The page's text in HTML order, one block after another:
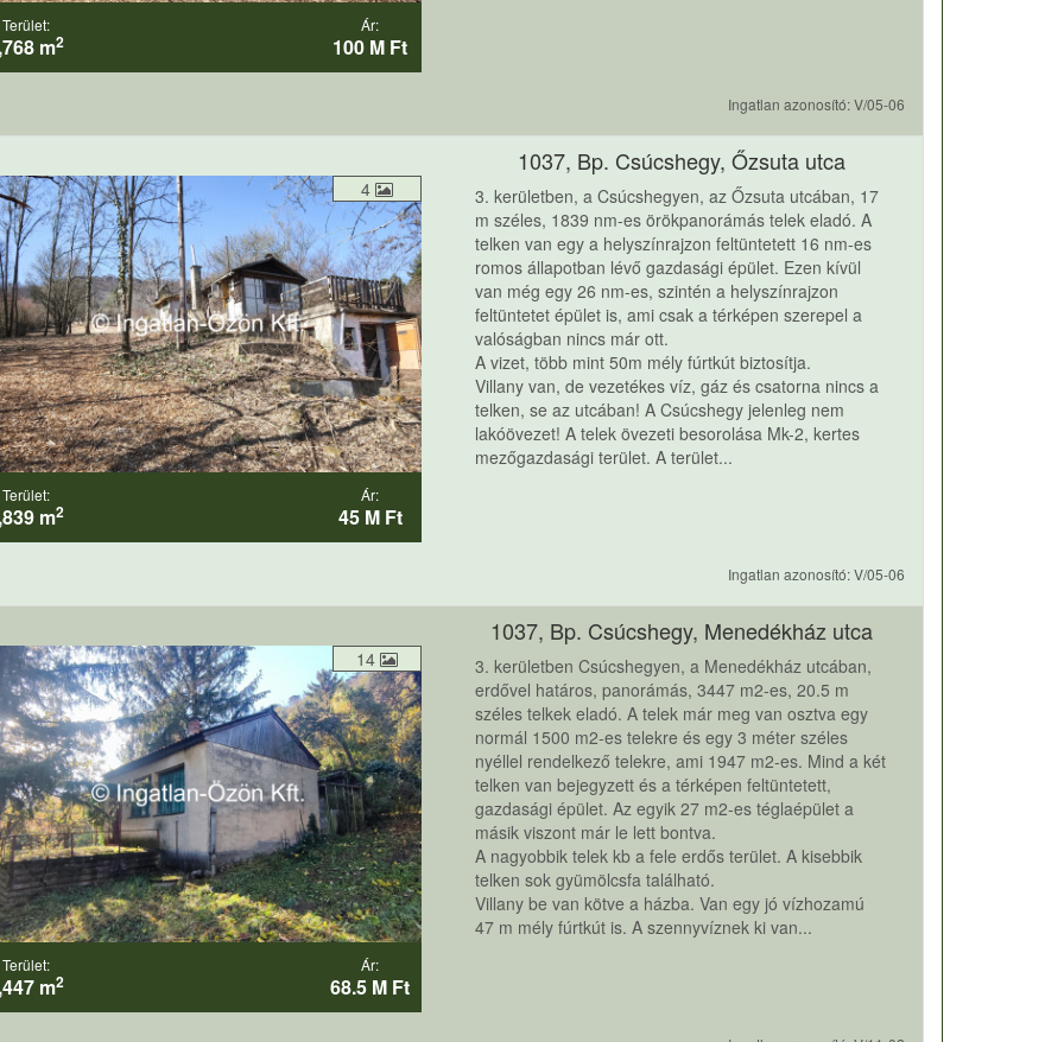
Terület:
m2
Ár:
100 M Ft
Ingatlan azonosító: V/05-06
4
Terület:
m2
Ár:
45 M Ft
1037, Bp. Csúcshegy, Őzsuta utca
3. kerületben, a Csúcshegyen, az Őzsuta utcában, 17
m széles, 1839 nm-es örökpanorámás telek eladó. A
telken van egy a helyszínrajzon feltüntetett 16 nm-es
romos állapotban lévő gazdasági épület. Ezen kívül
van még egy 26 nm-es, szintén a helyszínrajzon
feltüntetet épület is, ami csak a térképen szerepel a
valóságban nincs már ott.
A vizet, több mint 50m mély fúrtkút biztosítja.
Villany van, de vezetékes víz, gáz és csatorna nincs a
telken, se az utcában! A Csúcshegy jelenleg nem
lakóövezet! A telek övezeti besorolása Mk-2, kertes
mezőgazdasági terület. A terület...
Ingatlan azonosító: V/05-06
14
Terület:
m2
Ár:
68.5 M Ft
1037, Bp. Csúcshegy, Menedékház utca
3. kerületben Csúcshegyen, a Menedékház utcában,
erdővel határos, panorámás, 3447 m2-es, 20.5 m
széles telkek eladó. A telek már meg van osztva egy
normál 1500 m2-es telekre és egy 3 méter széles
nyéllel rendelkező telekre, ami 1947 m2-es. Mind a két
telken van bejegyzett és a térképen feltüntetett,
gazdasági épület. Az egyik 27 m2-es téglaépület a
másik viszont már le lett bontva.
A nagyobbik telek kb a fele erdős terület. A kisebbik
telken sok gyümölcsfa található.
Villany be van kötve a házba. Van egy jó vízhozamú
47 m mély fúrtkút is. A szennyvíznek ki van...